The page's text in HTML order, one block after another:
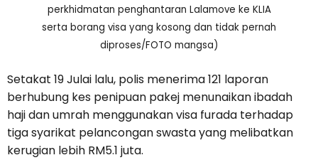
perkhidmatan penghantaran Lalamove ke KLIA
serta borang visa yang kosong dan tidak pernah
diproses/FOTO mangsa)
Setakat 19 Julai lalu, polis menerima 121 laporan
berhubung kes penipuan pakej menunaikan ibadah
haji dan umrah menggunakan visa furada terhadap
tiga syarikat pelancongan swasta yang melibatkan
kerugian lebih RM5.1 juta.